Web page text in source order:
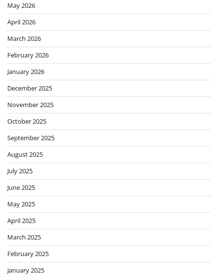
May 2026
April 2026
March 2026
February 2026
January 2026
December 2025
November 2025
October 2025
September 2025
August 2025
July 2025
June 2025
May 2025
April 2025
March 2025
February 2025
January 2025